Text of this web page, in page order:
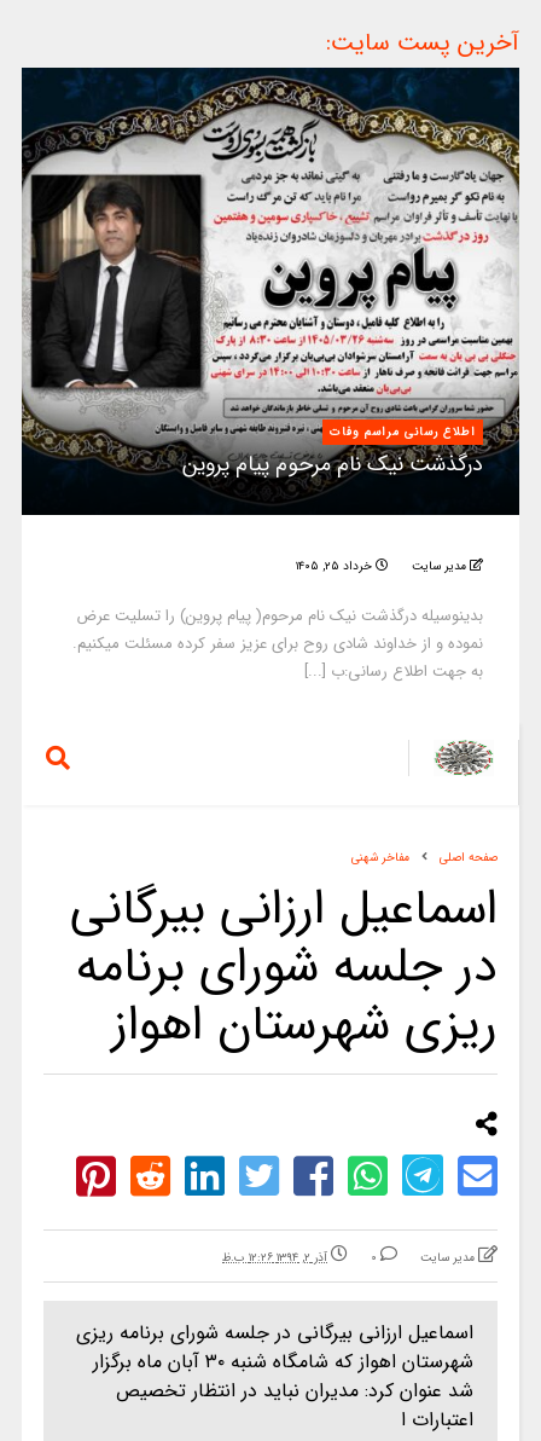
آخرین پست سایت:
اطلاع رسانی مراسم وفات
درگذشت نیک نام مرحوم پیام پروین
مدیر سایت خرداد ۲۵, ۱۴۰۵
بدینوسیله درگذشت نیک نام مرحوم( پیام پروین) را تسلیت عرض
نموده و از خداوند شادی روح برای عزیز سفر کرده مسئلت میکنیم.
به جهت اطلاع رسانی:ب [...]
صفحه اصلی مفاخر شهنی
اسماعیل ارزانی بیرگانی
در جلسه شورای برنامه
ریزی شهرستان اهواز
مدیر سایت 0 آذر ۲, ۱۳۹۴ ۱۲:۲۶ ب.ظ
اسماعیل ارزانی بیرگانی در جلسه شورای برنامه ریزی
شهرستان اهواز که شامگاه شنبه ۳۰ آبان ماه برگزار
شد عنوان کرد: مدیران نباید در انتظار تخصیص
اعتبارات ا